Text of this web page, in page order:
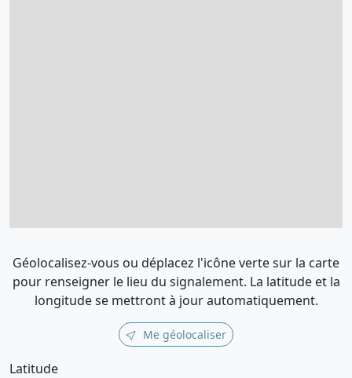
Géolocalisez-vous ou déplacez l'icône verte sur la carte
pour renseigner le lieu du signalement. La latitude et la
longitude se mettront à jour automatiquement.
Me géolocaliser
Latitude